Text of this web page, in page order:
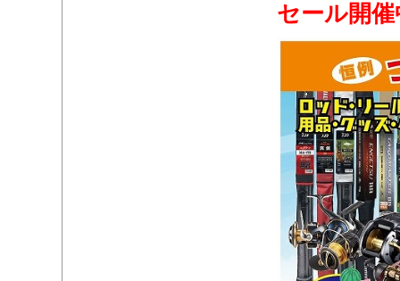
セール開催